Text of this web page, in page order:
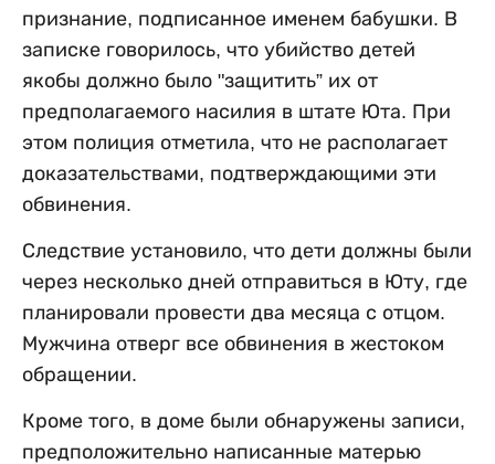
признание, подписанное именем бабушки. В
записке говорилось, что убийство детей
якобы должно было "защитить” их от
предполагаемого насилия в штате Юта. При
этом полиция отметила, что не располагает
доказательствами, подтверждающими эти
обвинения.
Следствие установило, что дети должны были
через несколько дней отправиться в Юту, где
планировали провести два месяца с отцом.
Мужчина отверг все обвинения в жестоком
обращении.
Кроме того, в доме были обнаружены записи,
предположительно написанные матерью